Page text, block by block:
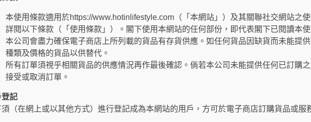
本使用條款適用於https://www.hotinlifestyle.com（「本網站」）及其關聯社交網站之
詳閱以下條款（「使用條款」）。閣下使用本網站的任何部份，即代表閣下已閱讀本
本公司會盡力確保電子商店上所列載的貨品有存貨供應。如任何貨品因缺貨而未能提
種類及價格的貨品以供替代。
所有訂單須視乎相關貨品的供應情況再作最後確認。倘若本公司未能提供任何已訂購
接受或取消訂單。
登記
須（在網上或以其他方式）進行登記成為本網站的用戶，方可於電子商店訂購貨品或服